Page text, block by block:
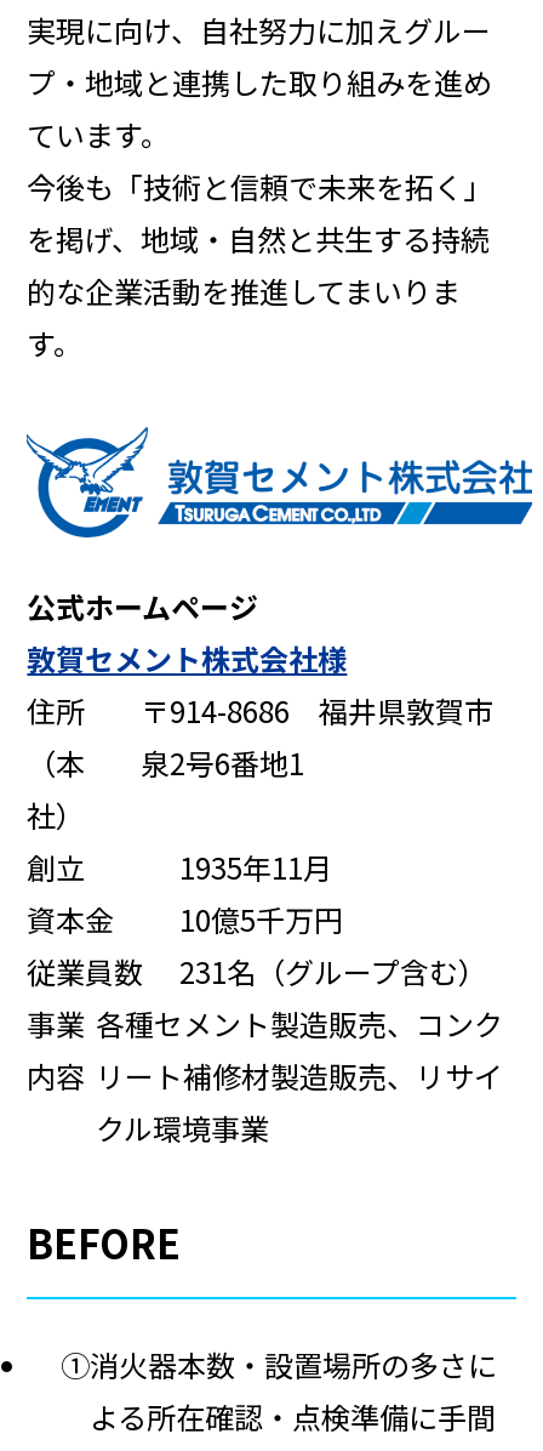
実現に向け、自社努力に加えグルー
プ・地域と連携した取り組みを進め
ています。
今後も「技術と信頼で未来を拓く」
を掲げ、地域・自然と共生する持続
的な企業活動を推進してまいりま
す。
公式ホームページ
敦賀セメント株式会社様
住所
（本
社）
〒914-8686 福井県敦賀市
泉2号6番地1
創立
1935年11月
資本金
10億5千万円
従業員数
231名（グループ含む）
事業
内容
各種セメント製造販売、コンク
リート補修材製造販売、リサイ
クル環境事業
BEFORE
①消火器本数・設置場所の多さに
よる所在確認・点検準備に手間